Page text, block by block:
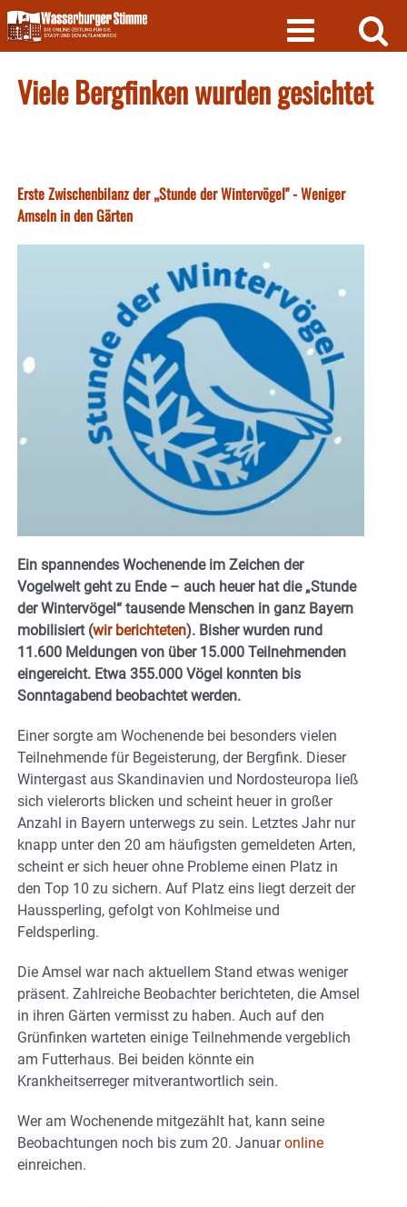
Skip
to
content
Viele Bergfinken wurden gesichtet
Erste Zwischenbilanz der „Stunde der Wintervögel" - Weniger
Amseln in den Gärten
Ein spannendes Wochenende im Zeichen der
Vogelwelt geht zu Ende – auch heuer hat die „Stunde
der Wintervögel“ tausende Menschen in ganz Bayern
mobilisiert (wir berichteten). Bisher wurden rund
11.600 Meldungen von über 15.000 Teilnehmenden
eingereicht. Etwa 355.000 Vögel konnten bis
Sonntagabend beobachtet werden.
Einer sorgte am Wochenende bei besonders vielen
Teilnehmende für Begeisterung, der Bergfink. Dieser
Wintergast aus Skandinavien und Nordosteuropa ließ
sich vielerorts blicken und scheint heuer in großer
Anzahl in Bayern unterwegs zu sein. Letztes Jahr nur
knapp unter den 20 am häufigsten gemeldeten Arten,
scheint er sich heuer ohne Probleme einen Platz in
den Top 10 zu sichern. Auf Platz eins liegt derzeit der
Haussperling, gefolgt von Kohlmeise und
Feldsperling.
Die Amsel war nach aktuellem Stand etwas weniger
präsent. Zahlreiche Beobachter berichteten, die Amsel
in ihren Gärten vermisst zu haben. Auch auf den
Grünfinken warteten einige Teilnehmende vergeblich
am Futterhaus. Bei beiden könnte ein
Krankheitserreger mitverantwortlich sein.
Wer am Wochenende mitgezählt hat, kann seine
Beobachtungen noch bis zum 20. Januaronline
einreichen.